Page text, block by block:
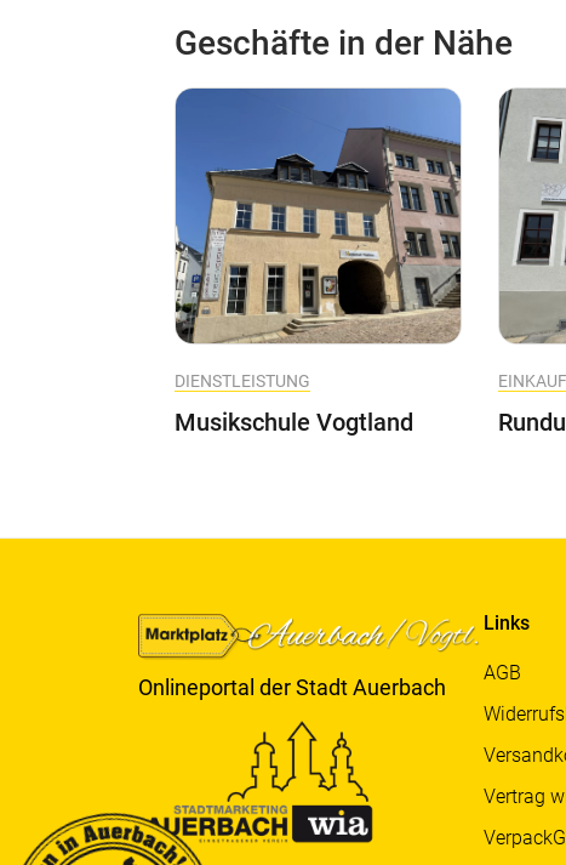
Geschäfte in der Nähe
DIENSTLEISTUNG
Musikschule Vogtland
Onlineportal der Stadt Auerbach
Links
AGB
Vertrag
VerpackG